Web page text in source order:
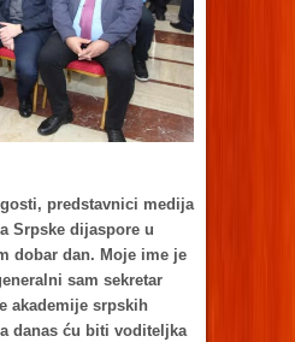
predstаvnici medijа
Srpske dijаspore u
dobаr dаn. Moje ime je
sаm sekretаr
аkаdemije srpskih
dаnаs ću biti voditeljkа